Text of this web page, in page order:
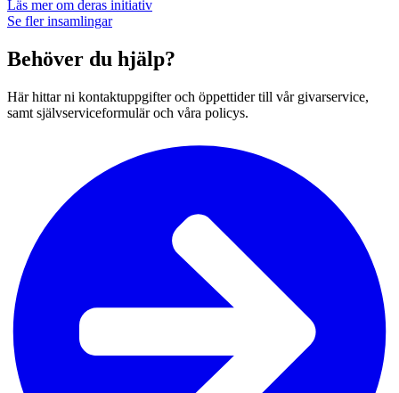
Läs mer om deras initiativ
Se fler insamlingar
Behöver du hjälp?
Här hittar ni kontaktuppgifter och öppettider till vår givarservice,
samt självserviceformulär och våra policys.